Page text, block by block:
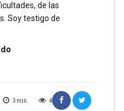
3 min 4
de las
Soy testigo de